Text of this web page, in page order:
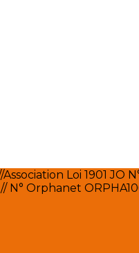
Loi 1901
N° Orphanet